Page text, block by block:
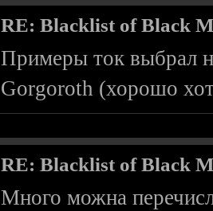
RE: Blacklist of Black
Примеры ток выбрал
Gorgoroth (хорошо
RE: Blacklist of Black
Много можна